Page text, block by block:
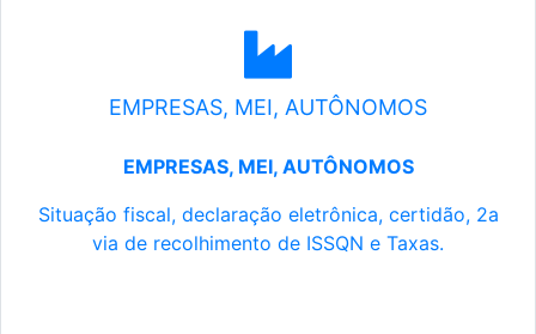
EMPRESAS, MEI, AUTÔNOMOS
EMPRESAS, MEI, AUTÔNOMOS
Situação fiscal, declaração eletrônica, certidão, 2a
via de recolhimento de ISSQN e Taxas.